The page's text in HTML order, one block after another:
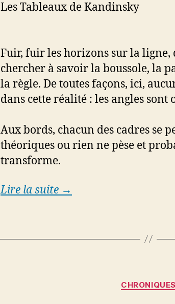
Les Tableaux de Kandinsky
Fuir, fuir les horizons sur la ligne,
chercher à savoir la boussole, la
la règle. De toutes façons, ici,
dans cette réalité : les angles sont
Aux bords, chacun des cadres se
théoriques ou rien ne pèse et
transforme.
Lire la suite →
CHRONIQUES